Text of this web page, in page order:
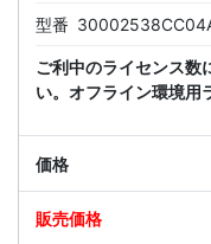
型番
ご利中のライセンス数
い。オフライン環境用